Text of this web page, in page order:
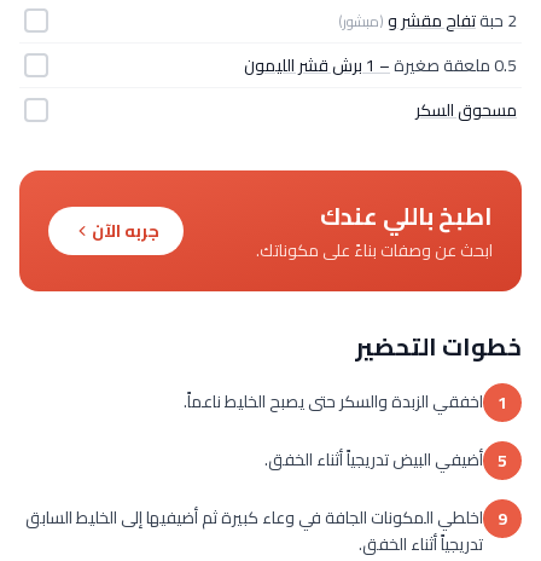
2 حبة
تفاح مقشر و(مبشور)
0.5 ملعقة صغيرة
– 1 برش قشر الليمون
مسحوق السكر
اطبخ باللي عندك
ابحث عن وصفات بناءً على مكوناتك.
جربه الآن
خطوات التحضير
1 اخفقي الزبدة والسكر حتى يصبح الخليط ناعماً.
5 أضيفي البيض تدريجياً أثناء الخفق.
9 اخلطي المكونات الجافة في وعاء كبيرة ثم أضيفيها إلى الخليط السابق
تدريجياً أثناء الخفق.